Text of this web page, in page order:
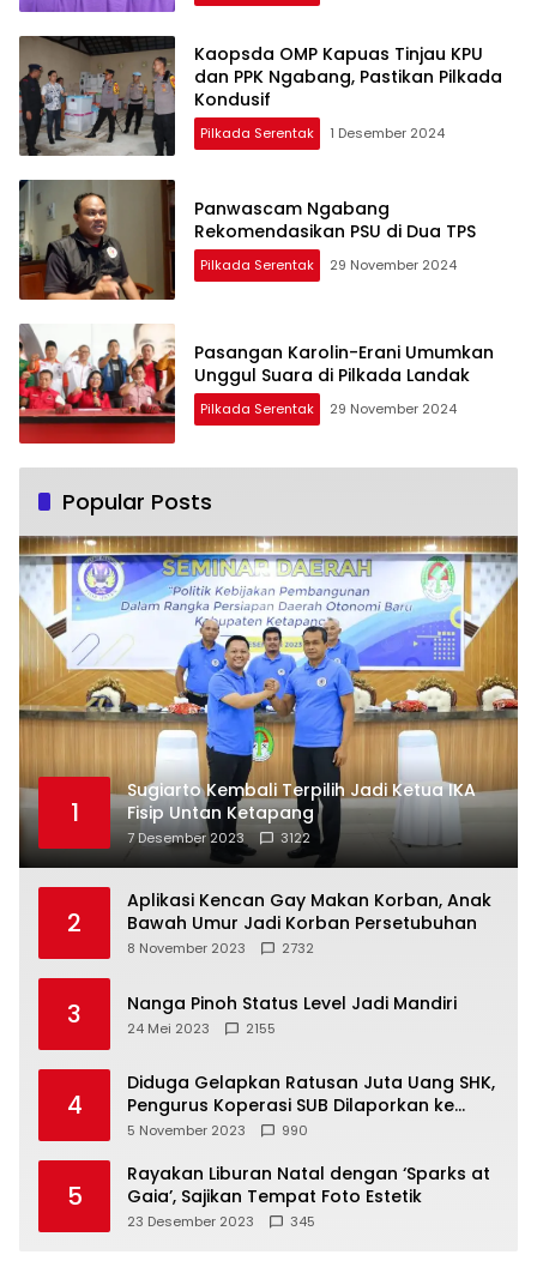
Kaopsda OMP Kapuas Tinjau KPU
dan PPK Ngabang, Pastikan Pilkada
Kondusif
Pilkada Serentak 1 Desember 2024
Panwascam Ngabang
Rekomendasikan PSU di Dua TPS
Pilkada Serentak 29 November 2024
Pasangan Karolin-Erani Umumkan
Unggul Suara di Pilkada Landak
Pilkada Serentak 29 November 2024
Popular Posts
1
Sugiarto Kembali Terpilih Jadi Ketua IKA
Fisip Untan Ketapang
7 Desember 2023 3122
2
Aplikasi Kencan Gay Makan Korban, Anak
Bawah Umur Jadi Korban Persetubuhan
8 November 2023 2732
3 Nanga Pinoh Status Level Jadi Mandiri
24 Mei 2023 2155
4
Diduga Gelapkan Ratusan Juta Uang SHK,
Pengurus Koperasi SUB Dilaporkan ke
Polisi
5 November 2023 990
5
Rayakan Liburan Natal dengan ‘Sparks at
Gaia’, Sajikan Tempat Foto Estetik
23 Desember 2023 345